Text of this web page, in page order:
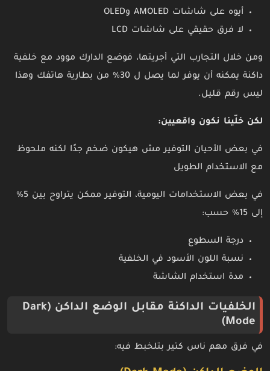
أيوه على شاشات AMOLED وOLED
لا فرق حقيقي على شاشات LCD
ومن خلال التجارب التي أجريتها، فوضع الدارك موود مع خلفية
داكنة يمكنه أن يوفر لما يصل ل 30% من بطارية هاتفك وهذا
ليس رقم قليل.
لكن خلّينا نكون واقعيين:
في بعض الأحيان التوفير مش هيكون ضخم جدًا لكنه ملحوظ
مع الاستخدام الطويل
في بعض الاستخدامات اليومية، التوفير ممكن يتراوح بين 5%
إلى 15% حسب:
درجة السطوع
نسبة اللون الأسود في الخلفية
مدة استخدام الشاشة
الخلفيات الداكنة مقابل الوضع الداكن (Dark
Mode)
في فرق مهم ناس كتير بتلخبط فيه: